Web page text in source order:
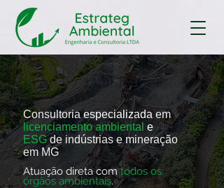
Consultoria especializadaem
licenciamento ambiental e
ESGde indústrias e mineração
em MG
Atuação direta comtodos os
órgãos ambientais.